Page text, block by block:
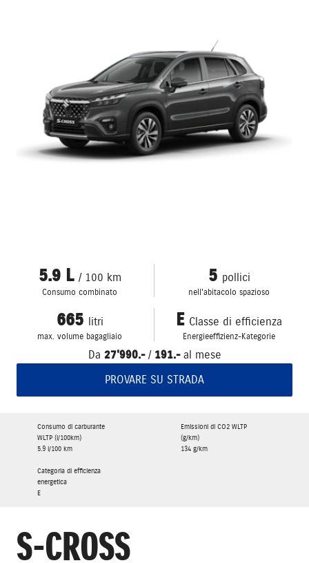
5.9 L / 100 km
Consumo combinato
5 pollici
nell'abitacolo spazioso
665 litri
max. volume bagagliaio
E Classe di efficienza
Energieeffizienz-Kategorie
Da 27'990.- / 191.- al mese
PROVARE SU STRADA
Consumo di carburante
WLTP (l/100km)
5.9 l/100 km
Emissioni di CO2 WLTP
(g/km)
134 g/km
Categoria di efficienza
energetica
E
S-CROSS